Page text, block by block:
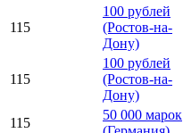
115
100 рублей
(Ростов-на-
Дону)
115
100 рублей
(Ростов-на-
Дону)
115
50 000 марок